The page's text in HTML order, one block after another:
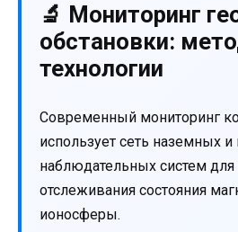
🔬 Мониторинг
обстановки:
технологии
Современный мониторинг
использует сеть наземных
наблюдательных систем
отслеживания состояния
ионосферы.